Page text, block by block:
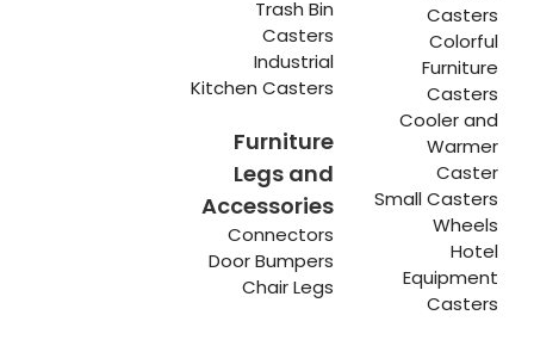
Casters
Colorful
Furniture
Casters
Cooler and
Warmer
Caster
Small Casters
Wheels
Hotel
Equipment
Casters
Trash Bin
Casters
Industrial
Kitchen Casters
Furniture
Legs and
Accessories
Connectors
Door Bumpers
Chair Legs